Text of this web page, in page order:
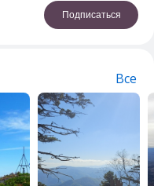
Подписаться
Все